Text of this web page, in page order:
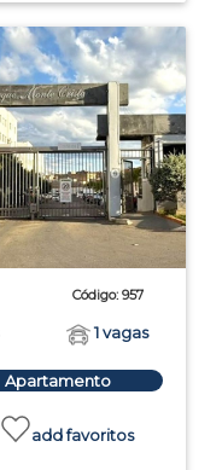
Código: 957
1 vagas
Apartamento
add favoritos